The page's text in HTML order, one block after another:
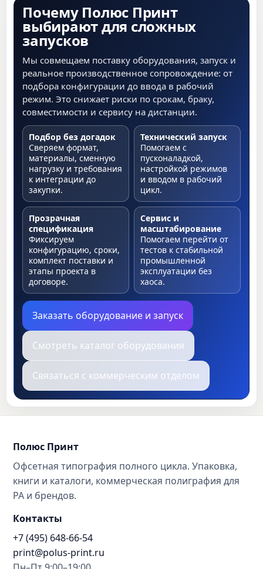
Почему Полюс Принт
выбирают для сложных
запусков
Мы совмещаем поставку оборудования, запуск и
реальное производственное сопровождение: от
подбора конфигурации до ввода в рабочий
режим. Это снижает риски по срокам, браку,
совместимости и сервису на дистанции.
Подбор без догадок
Сверяем формат,
материалы, сменную
нагрузку и требования
к интеграции до
закупки.
Технический запуск
Помогаем с
пусконаладкой,
настройкой режимов
и вводом в рабочий
цикл.
Прозрачная
спецификация
Фиксируем
конфигурацию, сроки,
комплект поставки и
этапы проекта в
договоре.
Сервис и
масштабирование
Помогаем перейти от
тестов к стабильной
промышленной
эксплуатации без
хаоса.
Заказать оборудование и запуск
Смотреть каталог оборудования
Связаться с коммерческим отделом
Полюс Принт
Офсетная типография полного цикла. Упаковка,
книги и каталоги, коммерческая полиграфия для
РА и брендов.
Контакты
+7 (495) 648-66-54
print@polus-print.ru